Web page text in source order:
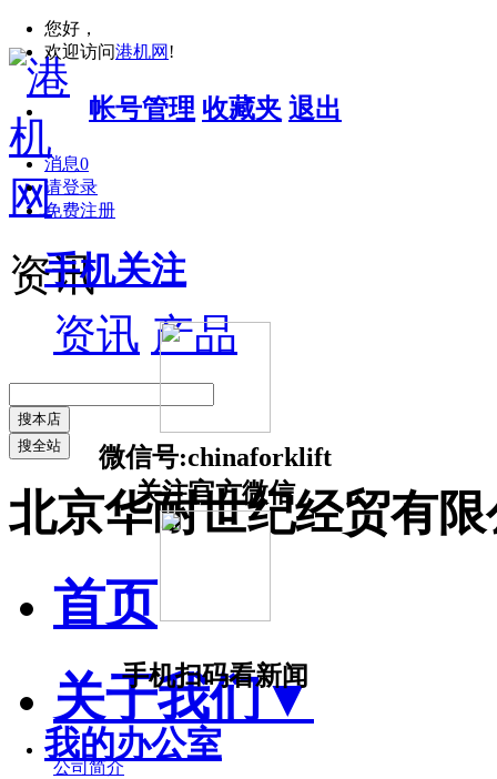
您好，
欢迎访问港机网 !
帐号管理 收藏夹 退出
消息0
请登录
免费注册
手机关注
微信号:chinaforklift
关注官方微信
手机扫码看新闻
我的办公室
资讯
资讯 产品
搜本店
搜全站
北京华耐世纪经贸有
首页
关于我们▼
公司简介